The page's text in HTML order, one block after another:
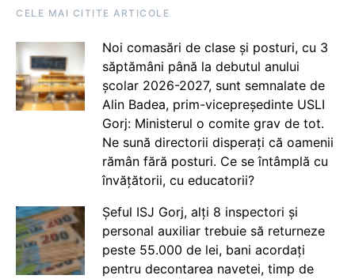
CELE MAI CITITE ARTICOLE
Noi comasări de clase și posturi, cu 3
săptămâni până la debutul anului
școlar 2026-2027, sunt semnalate de
Alin Badea, prim-vicepreședinte USLI
Gorj: Ministerul o comite grav de tot.
Ne sună directorii disperați că oamenii
rămân fără posturi. Ce se întâmplă cu
învățătorii, cu educatorii?
Șeful ISJ Gorj, alți 8 inspectori și
personal auxiliar trebuie să returneze
peste 55.000 de lei, bani acordați
pentru decontarea navetei, timp de